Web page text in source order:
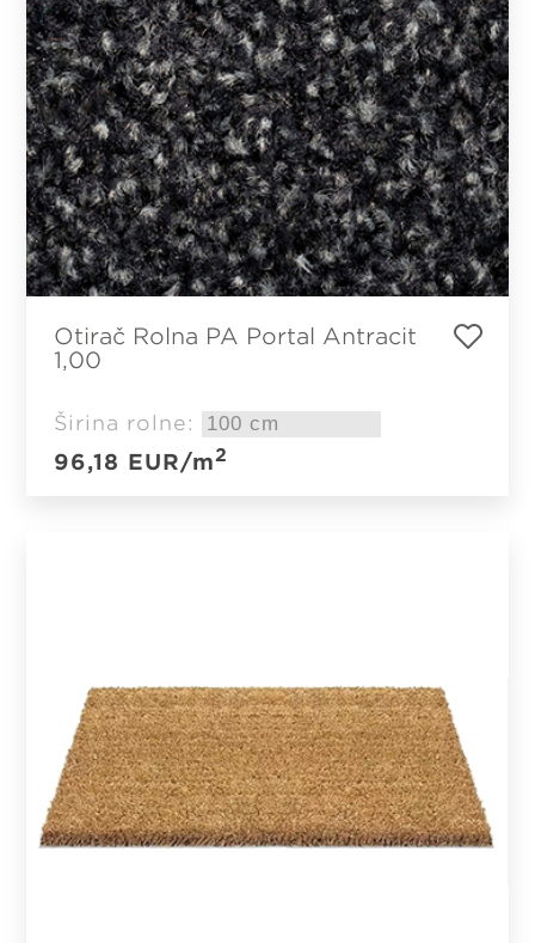
Otirač Rolna PA Portal Antracit
1,00
Širina rolne:
96,18 EUR/m2